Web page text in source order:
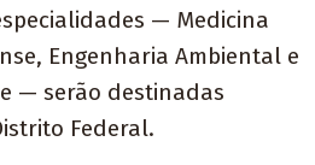
— Medicina
Engenharia Ambiental e
— serão destinadas
Federal.